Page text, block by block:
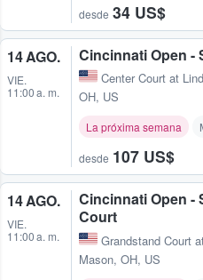
desde 34 US$
14 AGO.
VIE.
11:00 a. m.
Cincinnati Open -
Center Court at
OH, US
La próxima semana
desde 107 US$
14 AGO.
VIE.
11:00 a. m.
Cincinnati Open -
Court
Grandstand Court
Mason, OH, US